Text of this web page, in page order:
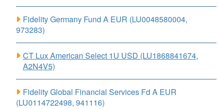
Fidelity Germany Fund A EUR (LU0048580004,
973283)
CT Lux American Select 1U USD (LU1868841674,
A2N4V5)
Fidelity Global Financial Services Fd A EUR
(LU0114722498, 941116)